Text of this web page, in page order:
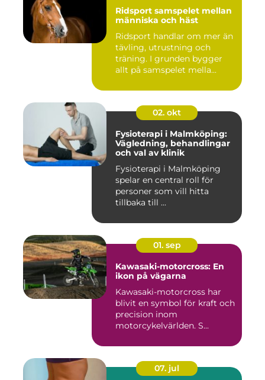
Ridsport samspelet mellan
människa och häst
Ridsport handlar om mer än
tävling, utrustning och
träning. I grunden bygger
allt på samspelet mella...
02. okt
Fysioterapi i Malmköping:
Vägledning, behandlingar
och val av klinik
Fysioterapi i Malmköping
spelar en central roll för
personer som vill hitta
tillbaka till ...
01. sep
Kawasaki-motorcross: En
ikon på vägarna
Kawasaki-motorcross har
blivit en symbol för kraft och
precision inom
motorcykelvärlden. S...
07. jul